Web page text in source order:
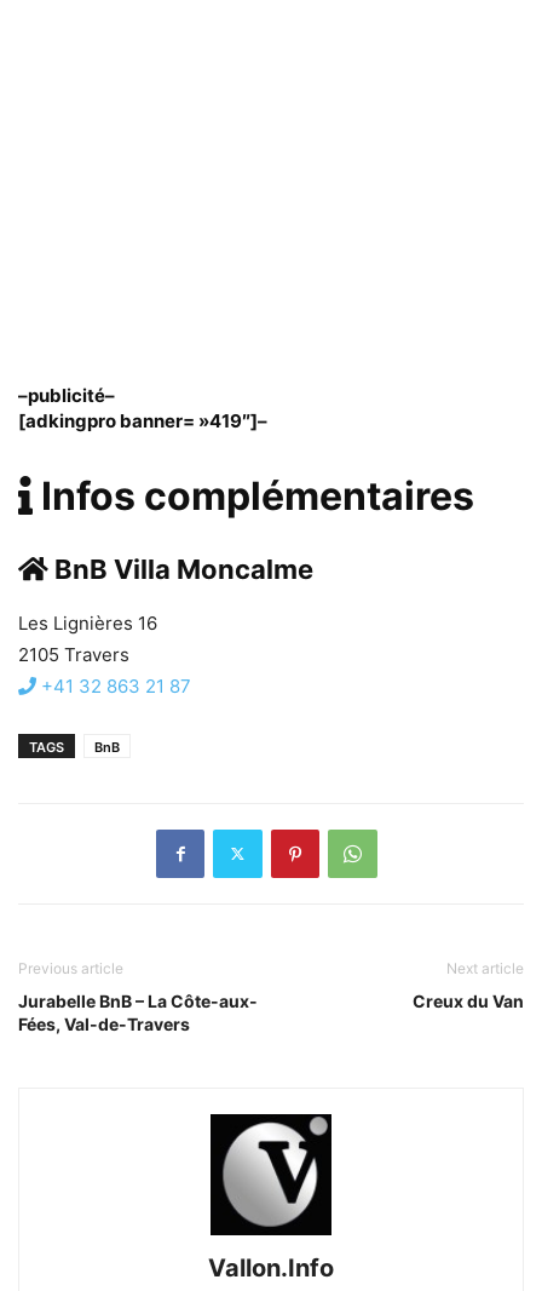
–publicité–
[adkingpro banner= »419″]–
Infos complémentaires
BnB Villa Moncalme
Les Lignières 16
2105 Travers
+41 32 863 21 87
TAGS BnB
Previous article
Jurabelle BnB – La Côte-aux-
Fées, Val-de-Travers
Next article
Creux du Van
Vallon.Info